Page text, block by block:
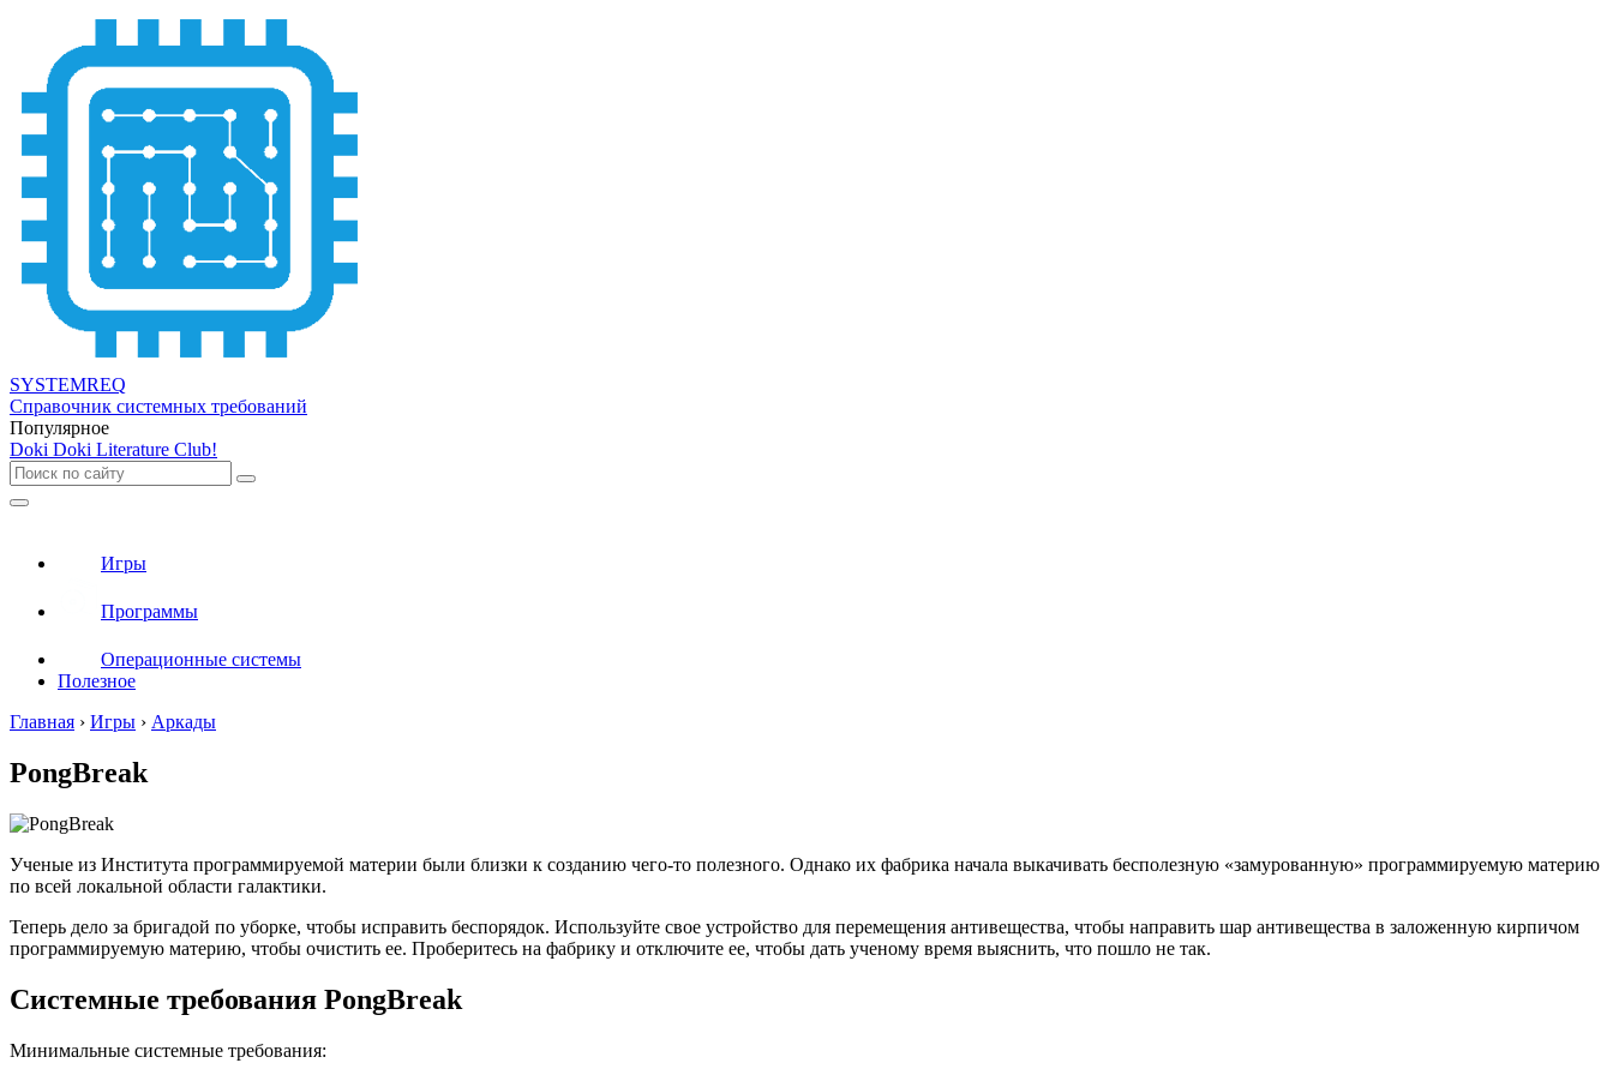
SYSTEMREQ
Справочник системных требований
Популярное
Doki Doki Literature Club!
Игры
Программы
Операционные системы
Полезное
Главная › Игры › Аркады
PongBreak
Ученые из Института программируемой материи были близки к созданию чего-то полезного. Однако их фабрика начала выкачивать бесполезную «замурованную» программируемую материю
по всей локальной области галактики.
Теперь дело за бригадой по уборке, чтобы исправить беспорядок. Используйте свое устройство для перемещения антивещества, чтобы направить шар антивещества в заложенную кирпичом
программируемую материю, чтобы очистить ее. Проберитесь на фабрику и отключите ее, чтобы дать ученому время выяснить, что пошло не так.
Системные требования PongBreak
Минимальные системные требования: